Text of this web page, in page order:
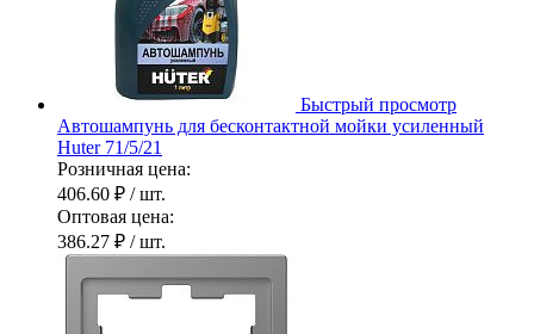
Быстрый просмотр
Автошампунь для бесконтактной мойки усиленный
Huter 71/5/21
Розничная цена:
406.60 ₽ / шт.
Оптовая цена:
386.27 ₽ / шт.